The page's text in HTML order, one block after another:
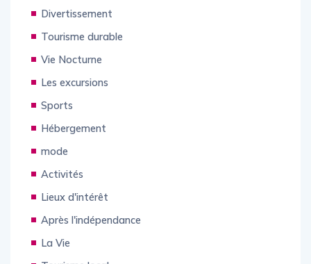
Divertissement
Tourisme durable
Vie Nocturne
Les excursions
Sports
Hébergement
mode
Activités
Lieux d'intérêt
Après l'indépendance
La Vie